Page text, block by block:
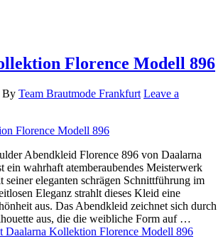
Florence Modell 896
By Team Brautmode Frankfurt Leave a
Abendkleid Florence 896 von Daalarna
ein wahrhaft atemberaubendes Meisterwerk
seiner eleganten schrägen Schnittführung im
Eleganz strahlt dieses Kleid eine
aus. Das Abendkleid zeichnet sich durch
aus, die die weibliche Form auf …
Daalarna Kollektion Florence Modell 896